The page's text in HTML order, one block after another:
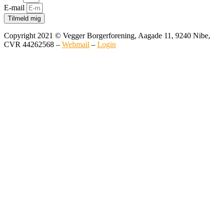
E-mail
Tilmeld mig
Copyright 2021 © Vegger Borgerforening, Aagade 11, 9240 Nibe,
CVR 44262568 – Webmail – Login